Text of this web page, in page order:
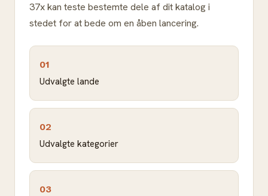
37x kan teste bestemte dele af dit katalog i
stedet for at bede om en åben lancering.
01
Udvalgte lande
02
Udvalgte kategorier
03